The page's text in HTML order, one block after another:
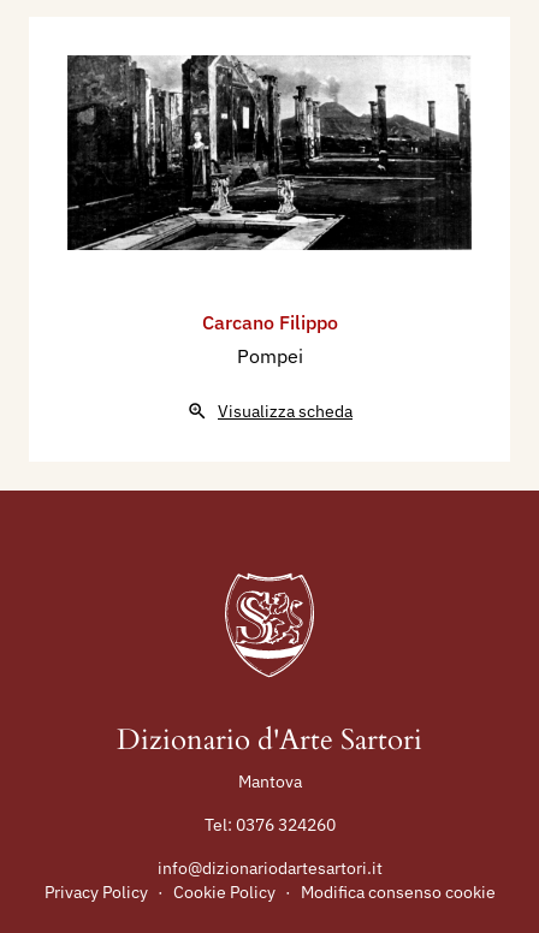
Carcano Filippo
Pompei
Visualizza scheda
Dizionario d'Arte Sartori
Mantova
Tel: 0376 324260
info@dizionariodartesartori.it
Privacy Policy · Cookie Policy · Modifica consenso cookie